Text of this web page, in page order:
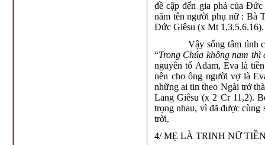
đề cập đến gia phả của
năm tên người phụ nữ : Bà
Đức Giêsu (x Mt 1,3.5.6.16).
Vậy sống tâm tình
“Trong Chúa không nam
nguyên tổ Adam, Eva là
nên cho ông người vợ là
những ai tin theo Ngài trở
Lang Giêsu (x 2 Cr 11,2).
trọng nhau, vì đã được cùng
trời.
4/ MẸ LÀ TRINH NỮ